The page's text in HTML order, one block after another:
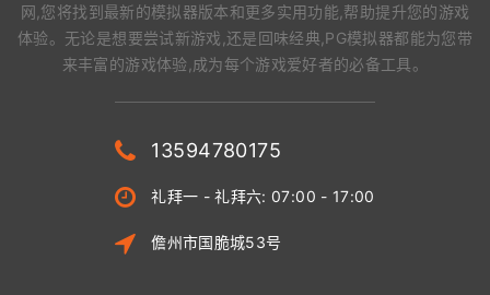
网,您将找到最新的模拟器版本和更多实用功能,帮助提升您的游戏
体验。无论是想要尝试新游戏,还是回味经典,PG模拟器都能为您带
来丰富的游戏体验,成为每个游戏爱好者的必备工具。
13594780175
礼拜一 - 礼拜六: 07:00 - 17:00
儋州市国脆城53号